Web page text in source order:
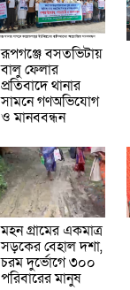
রূপগঞ্জে বসতভিটায়
বালু ফেলার
প্রতিবাদে থানার
সামনে গণঅভিযোগ
ও মানববন্ধন
মহন গ্রামের একমাত্র
সড়কের বেহাল দশা,
চরম দুর্ভোগে ৩০০
পরিবারের মানুষ